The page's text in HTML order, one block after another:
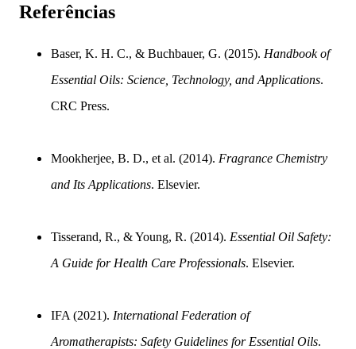
Referências
Baser, K. H. C., & Buchbauer, G. (2015). Handbook of
Essential Oils: Science, Technology, and Applications.
CRC Press.
Mookherjee, B. D., et al. (2014). Fragrance Chemistry
and Its Applications. Elsevier.
Tisserand, R., & Young, R. (2014). Essential Oil Safety:
A Guide for Health Care Professionals. Elsevier.
IFA (2021). International Federation of
Aromatherapists: Safety Guidelines for Essential Oils.